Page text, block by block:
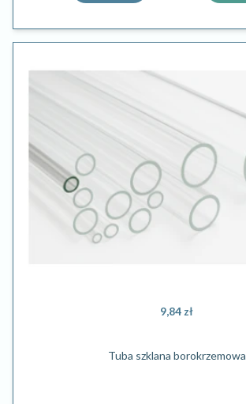
9,84 zł
Tuba szklana borokrzemowa